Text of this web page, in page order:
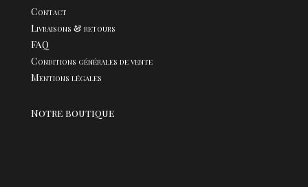
Contact
Livraisons & retours
FAQ
Conditions générales de vente
Mentions légales
Notre boutique